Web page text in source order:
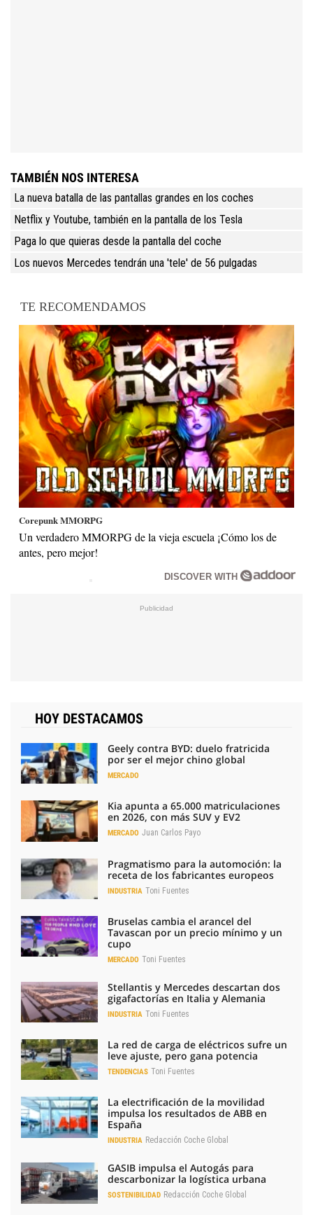
TAMBIÉN NOS INTERESA
La nueva batalla de las pantallas grandes en los coches
Netflix y Youtube, también en la pantalla de los Tesla
Paga lo que quieras desde la pantalla del coche
Los nuevos Mercedes tendrán una 'tele' de 56 pulgadas
TE RECOMENDAMOS
Corepunk MMORPG
Un verdadero MMORPG de la vieja escuela ¡Cómo los de
antes, pero mejor!
DISCOVER WITH
HOY DESTACAMOS
Geely contra BYD: duelo fratricida
por ser el mejor chino global
MERCADO
Kia apunta a 65.000 matriculaciones
en 2026, con más SUV y EV2
MERCADO Juan Carlos Payo
Pragmatismo para la automoción: la
receta de los fabricantes europeos
INDUSTRIA Toni Fuentes
Bruselas cambia el arancel del
Tavascan por un precio mínimo y un
cupo
MERCADO Toni Fuentes
Stellantis y Mercedes descartan dos
gigafactorías en Italia y Alemania
INDUSTRIA Toni Fuentes
La red de carga de eléctricos sufre un
leve ajuste, pero gana potencia
TENDENCIAS Toni Fuentes
La electrificación de la movilidad
impulsa los resultados de ABB en
España
INDUSTRIA Redacción Coche Global
GASIB impulsa el Autogás para
descarbonizar la logística urbana
SOSTENIBILIDAD Redacción Coche Global